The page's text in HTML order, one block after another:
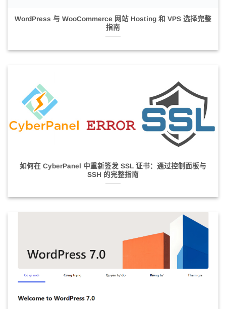
WordPress 与 WooCommerce 网站 Hosting 和 VPS 选择完整
指南
如何在 CyberPanel 中重新签发 SSL 证书：通过控制面板与
SSH 的完整指南